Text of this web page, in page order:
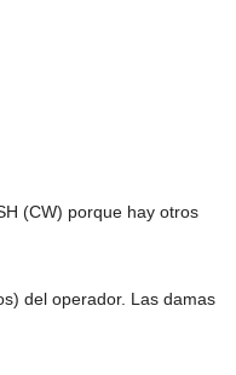
(CW) porque hay otros
del operador. Las damas